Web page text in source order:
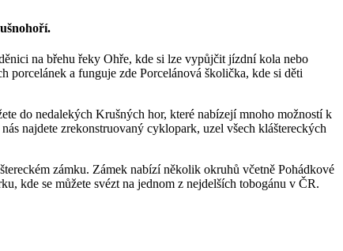
na břehu řeky Ohře, kde si lze vypůjčit jízdní kola nebo
porcelánek a funguje zde Porcelánová školička, kde si děti
do nedalekých Krušných hor, které nabízejí mnoho možností k
najdete zrekonstruovaný cyklopark, uzel všech kláštereckých
zámku. Zámek nabízí několik okruhů včetně Pohádkové
kde se můžete svézt na jednom z nejdelších tobogánu v ČR.